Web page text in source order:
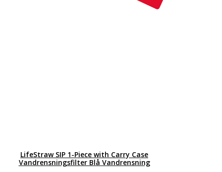
LifeStraw SIP 1-Piece with Carry Case
Vandrensningsfilter Blå Vandrensning